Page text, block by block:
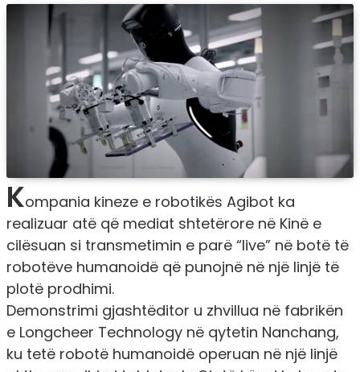
Kompania kineze e robotikës Agibot ka
realizuar atë që mediat shtetërore në Kinë e
cilësuan si transmetimin e parë “live” në botë të
robotëve humanoidë që punojnë në një linjë të
plotë prodhimi.
Demonstrimi gjashtëditor u zhvillua në fabrikën
e Longcheer Technology në qytetin Nanchang,
ku tetë robotë humanoidë operuan në një linjë